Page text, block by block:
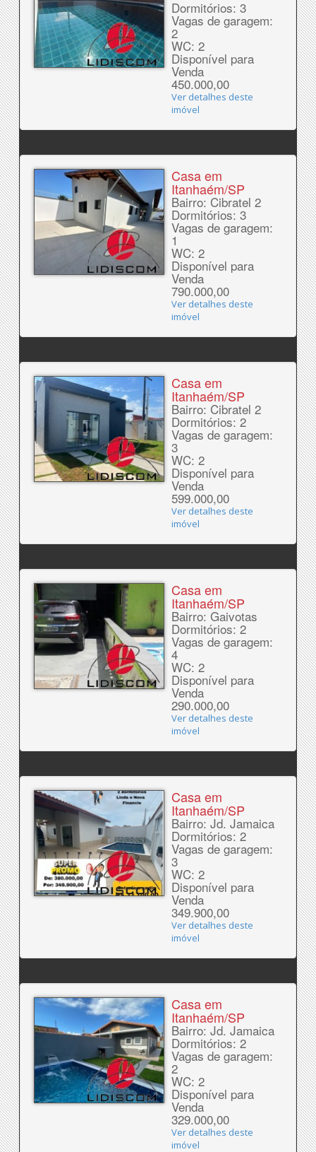
Dormitórios: 3
Vagas de garagem:
2
WC: 2
Disponível para
Venda
450.000,00
Ver detalhes deste
imóvel
Casa em
Itanhaém/SP
Bairro: Cibratel 2
Dormitórios: 3
Vagas de garagem:
1
WC: 2
Disponível para
Venda
790.000,00
Ver detalhes deste
imóvel
Casa em
Itanhaém/SP
Bairro: Cibratel 2
Dormitórios: 2
Vagas de garagem:
3
WC: 2
Disponível para
Venda
599.000,00
Ver detalhes deste
imóvel
Casa em
Itanhaém/SP
Bairro: Gaivotas
Dormitórios: 2
Vagas de garagem:
4
WC: 2
Disponível para
Venda
290.000,00
Ver detalhes deste
imóvel
Casa em
Itanhaém/SP
Bairro: Jd. Jamaica
Dormitórios: 2
Vagas de garagem:
3
WC: 2
Disponível para
Venda
349.900,00
Ver detalhes deste
imóvel
Casa em
Itanhaém/SP
Bairro: Jd. Jamaica
Dormitórios: 2
Vagas de garagem:
2
WC: 2
Disponível para
Venda
329.000,00
Ver detalhes deste
imóvel